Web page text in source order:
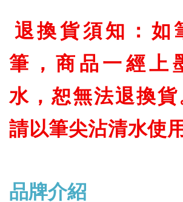
退換貨須知：如
筆，商品一經上
水，恕無法退換
請以筆尖沾清水使用
品牌介紹